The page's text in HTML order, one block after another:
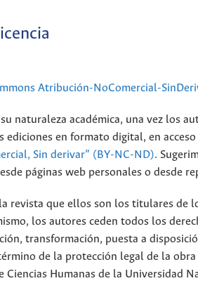
Atribución-NoComercial-
naturaleza académica, una vez los
en formato digital, en
Sin derivar” (BY-NC-ND).
páginas web personales o desde
revista que ellos son los titulares de
los autores ceden todos los
transformación, puesta a
de la protección legal de la obra
Ciencias Humanas de la Universidad